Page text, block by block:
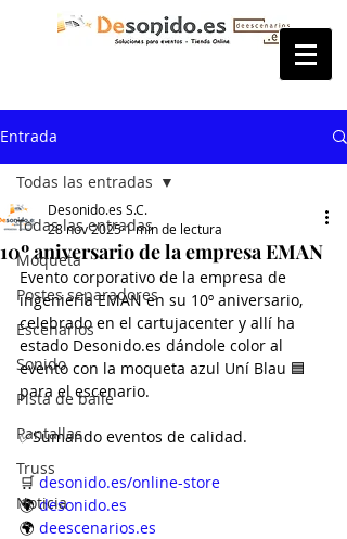
Entrada
Todas las entradas
Moqueta
Postes separadores
Escenarios
Sonido
Pista de baile
Pantallas
Truss
Noticia
Todas las entradas
10º aniversario de la empresa EMAN
Desonido.es S.C.
28 nov 20251 min de lectura
Evento corporativo de la empresa de
ingeniería EMAN en su 10º aniversario,
celebrado en el cartujacenter y allí ha
estado Desonido.es dándole color al
evento con la moqueta azul Uní Blau 🟦
para el escenario.
✅Sumando eventos de calidad.
🛒 desonido.es/online-store
🌍 desonido.es
🌍 deescenarios.es